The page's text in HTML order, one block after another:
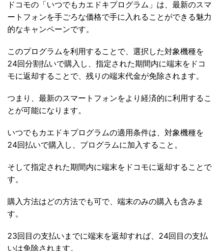
ドコモの「いつでもカエドキプログラム」は、最新のスマ
ートフォンを手ごろな価格で手に入れることができる魅力
的なキャンペーンです。
このプログラムを利用することで、選択した対象機種を
24回分割払いで購入し、指定された期間内に端末をドコ
モに返却することで、残りの端末代金が免除されます。
つまり、最新のスマートフォンをより経済的に利用するこ
とが可能になります。
いつでもカエドキプログラムの適用条件は、対象機種を
24回払いで購入し、プログラムに加入すること。
そして指定された期間内に端末をドコモに返却することで
す。
購入方法はどの方法でも可で、端末のみの購入も含みま
す。
23回目の支払いまでに端末を返却すれば、24回目の支払
いは免除されます。